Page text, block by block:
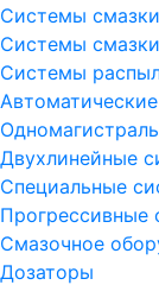
Системы смазки
Системы
Системы
Двухлинейные
Специальные
Прогрессивные
Смазочное
Дозаторы